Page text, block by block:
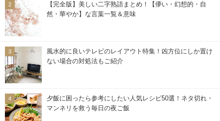
【完全版】美しい二字熟語まとめ！【儚い・幻想的・自
然・華やか】な言葉一覧＆意味
風水的に良いテレビのレイアウト特集！凶方位にしか置け
ない場合の対処法もご紹介
夕飯に困ったら参考にしたい人気レシピ50選！ネタ切れ・
マンネリを救う毎日の夜ご飯